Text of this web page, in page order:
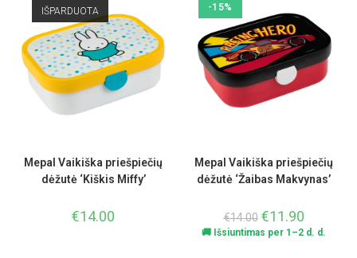
IŠPARDUOTA
Mepal Vaikiška priešpiečių
dėžutė ‘Kiškis Miffy’
€14.00
-15%
Mepal Vaikiška priešpiečių
dėžutė ‘Žaibas Makvynas’
€14.00 €11.90
🚚 Išsiuntimas per 1–2 d. d.